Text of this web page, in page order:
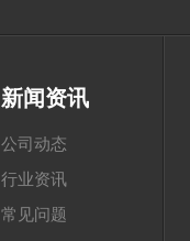
新闻资讯
公司动态
行业资讯
常见问题